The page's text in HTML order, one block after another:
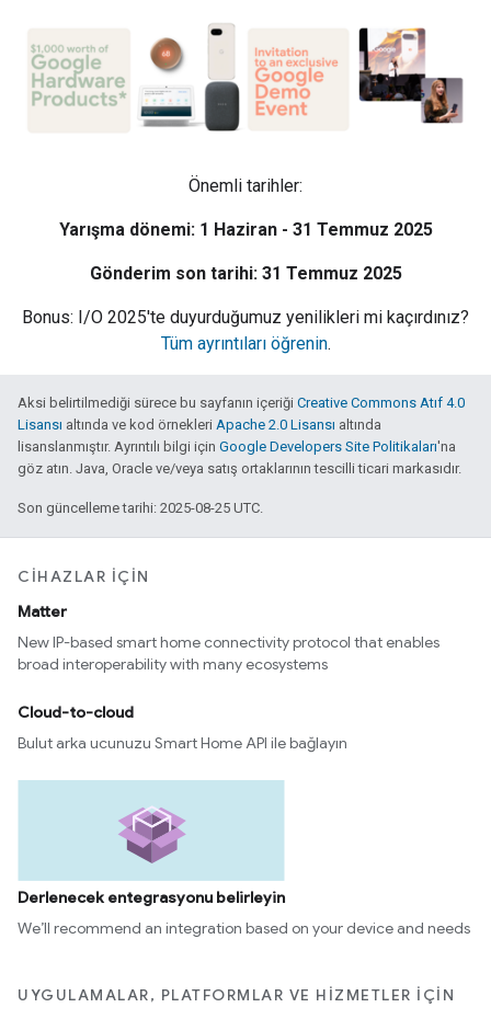
Önemli tarihler:
Yarışma dönemi: 1 Haziran - 31 Temmuz 2025
Gönderim son tarihi: 31 Temmuz 2025
Bonus: I/O 2025'te duyurduğumuz yenilikleri mi kaçırdınız?
Tüm ayrıntıları öğrenin.
Aksi belirtilmediği sürece bu sayfanın içeriği Creative Commons Atıf 4.0
Lisansı altında ve kod örnekleri Apache 2.0 Lisansı altında
lisanslanmıştır. Ayrıntılı bilgi için Google Developers Site Politikaları'na
göz atın. Java, Oracle ve/veya satış ortaklarının tescilli ticari markasıdır.
Son güncelleme tarihi: 2025-08-25 UTC.
CIHAZLAR IÇIN
Matter
New IP-based smart home connectivity protocol that enables
broad interoperability with many ecosystems
Cloud-to-cloud
Bulut arka ucunuzu Smart Home API ile bağlayın
Derlenecek entegrasyonu belirleyin
We’ll recommend an integration based on your device and needs
UYGULAMALAR, PLATFORMLAR VE HIZMETLER IÇIN